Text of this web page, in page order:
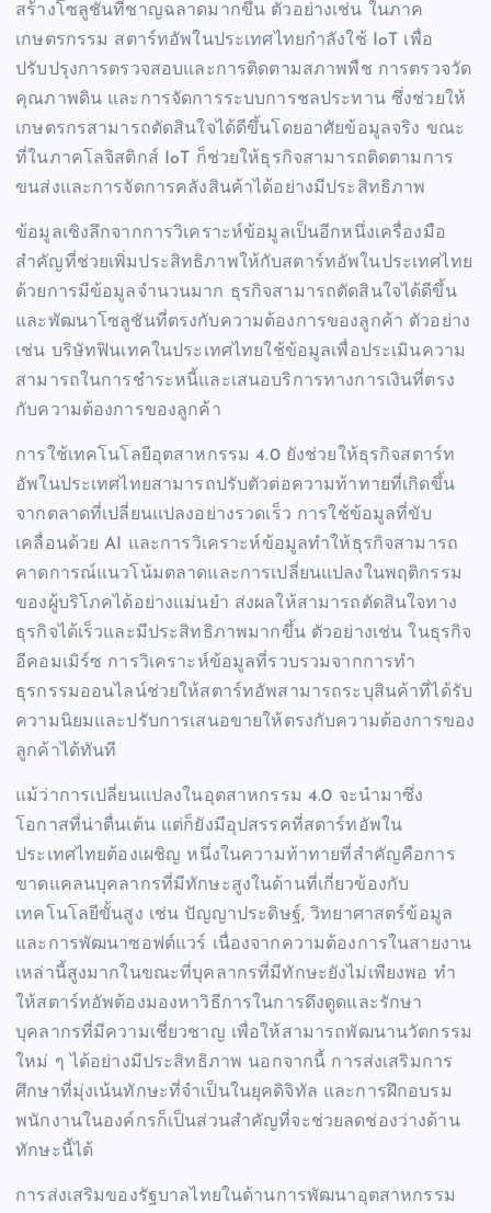
สร้างโซลูชันที่ชาญฉลาดมากขึ้น ตัวอย่างเช่น ในภาค
เกษตรกรรม สตาร์ทอัพในประเทศไทยกำลังใช้ IoT เพื่อ
ปรับปรุงการตรวจสอบและการติดตามสภาพพืช การตรวจวัด
คุณภาพดิน และการจัดการระบบการชลประทาน ซึ่งช่วยให้
เกษตรกรสามารถตัดสินใจได้ดีขึ้นโดยอาศัยข้อมูลจริง ขณะ
ที่ในภาคโลจิสติกส์ IoT ก็ช่วยให้ธุรกิจสามารถติดตามการ
ขนส่งและการจัดการคลังสินค้าได้อย่างมีประสิทธิภาพ
ข้อมูลเชิงลึกจากการวิเคราะห์ข้อมูลเป็นอีกหนึ่งเครื่องมือ
สำคัญที่ช่วยเพิ่มประสิทธิภาพให้กับสตาร์ทอัพในประเทศไทย
ด้วยการมีข้อมูลจำนวนมาก ธุรกิจสามารถตัดสินใจได้ดีขึ้น
และพัฒนาโซลูชันที่ตรงกับความต้องการของลูกค้า ตัวอย่าง
เช่น บริษัทฟินเทคในประเทศไทยใช้ข้อมูลเพื่อประเมินความ
สามารถในการชำระหนี้และเสนอบริการทางการเงินที่ตรง
กับความต้องการของลูกค้า
การใช้เทคโนโลยีอุตสาหกรรม 4.0 ยังช่วยให้ธุรกิจสตาร์ท
อัพในประเทศไทยสามารถปรับตัวต่อความท้าทายที่เกิดขึ้น
จากตลาดที่เปลี่ยนแปลงอย่างรวดเร็ว การใช้ข้อมูลที่ขับ
เคลื่อนด้วย AI และการวิเคราะห์ข้อมูลทำให้ธุรกิจสามารถ
คาดการณ์แนวโน้มตลาดและการเปลี่ยนแปลงในพฤติกรรม
ของผู้บริโภคได้อย่างแม่นยำ ส่งผลให้สามารถตัดสินใจทาง
ธุรกิจได้เร็วและมีประสิทธิภาพมากขึ้น ตัวอย่างเช่น ในธุรกิจ
อีคอมเมิร์ซ การวิเคราะห์ข้อมูลที่รวบรวมจากการทำ
ธุรกรรมออนไลน์ช่วยให้สตาร์ทอัพสามารถระบุสินค้าที่ได้รับ
ความนิยมและปรับการเสนอขายให้ตรงกับความต้องการของ
ลูกค้าได้ทันที
แม้ว่าการเปลี่ยนแปลงในอุตสาหกรรม 4.0 จะนำมาซึ่ง
โอกาสที่น่าตื่นเต้น แต่ก็ยังมีอุปสรรคที่สตาร์ทอัพใน
ประเทศไทยต้องเผชิญ หนึ่งในความท้าทายที่สำคัญคือการ
ขาดแคลนบุคลากรที่มีทักษะสูงในด้านที่เกี่ยวข้องกับ
เทคโนโลยีขั้นสูง เช่น ปัญญาประดิษฐ์, วิทยาศาสตร์ข้อมูล
และการพัฒนาซอฟต์แวร์ เนื่องจากความต้องการในสายงาน
เหล่านี้สูงมากในขณะที่บุคลากรที่มีทักษะยังไม่เพียงพอ ทำ
ให้สตาร์ทอัพต้องมองหาวิธีการในการดึงดูดและรักษา
บุคลากรที่มีความเชี่ยวชาญ เพื่อให้สามารถพัฒนานวัตกรรม
ใหม่ ๆ ได้อย่างมีประสิทธิภาพ นอกจากนี้ การส่งเสริมการ
ศึกษาที่มุ่งเน้นทักษะที่จำเป็นในยุคดิจิทัล และการฝึกอบรม
พนักงานในองค์กรก็เป็นส่วนสำคัญที่จะช่วยลดช่องว่างด้าน
ทักษะนี้ได้
การส่งเสริมของรัฐบาลไทยในด้านการพัฒนาอุตสาหกรรม